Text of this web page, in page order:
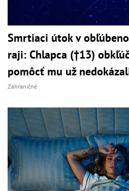
Smrtiaci útok v
raji: Chlapca (†13)
pomôcť mu už
Zahraničné